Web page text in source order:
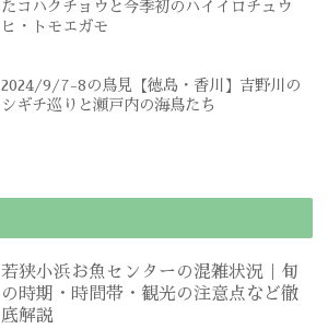
たコハクチョウと今季初のハイイロチュウ
ヒ・トモエガモ
2024/9/7-8の鳥見【徳島・香川】吉野川の
シギチ巡りと瀬戸内の海鳥たち
若狭小浜お魚センターの混雑状況｜旬
の時期・時間帯・観光の注意点など徹
底解説